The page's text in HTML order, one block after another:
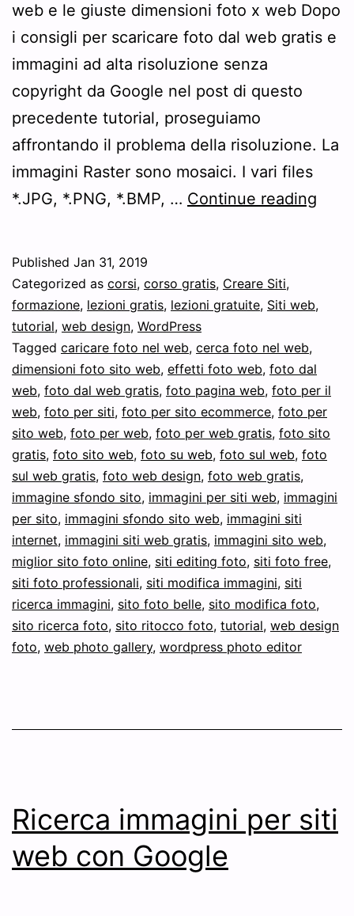
web e le giuste dimensioni foto x web Dopo
i consigli per scaricare foto dal web gratis e
immagini ad alta risoluzione senza
copyright da Google nel post di questo
precedente tutorial, proseguiamo
affrontando il problema della risoluzione. La
immagini Raster sono mosaici. I vari files
*.JPG, *.PNG, *.BMP, … Continue reading
web
foto
web
Published Jan 31, 2019
Categorized as corsi, corso gratis, Creare Siti,
formazione, lezioni gratis, lezioni gratuite, Siti web,
tutorial, web design, WordPress
Tagged caricare foto nel web, cerca foto nel web,
dimensioni foto sito web, effetti foto web, foto dal
web, foto dal web gratis, foto pagina web, foto per il
web, foto per siti, foto per sito ecommerce, foto per
sito web, foto per web, foto per web gratis, foto sito
gratis, foto sito web, foto su web, foto sul web, foto
sul web gratis, foto web design, foto web gratis,
immagine sfondo sito, immagini per siti web, immagini
per sito, immagini sfondo sito web, immagini siti
internet, immagini siti web gratis, immagini sito web,
miglior sito foto online, siti editing foto, siti foto free,
siti foto professionali, siti modifica immagini, siti
ricerca immagini, sito foto belle, sito modifica foto,
sito ricerca foto, sito ritocco foto, tutorial, web design
foto, web photo gallery, wordpress photo editor
Ricerca immagini per siti
web con Google